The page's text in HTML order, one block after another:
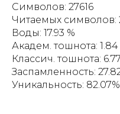
Символов: 27616
Читаемых символов:
Воды: 17.93 %
Академ. тошнота: 1.84
Классич. тошнота:
Заспамленность:
Уникальность: 82.07%